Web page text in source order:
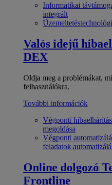
Informatikai
integrált
Valós idejű
DEX
Oldja meg a problémákat,
felhasználókra.
További információk
Végponti hibaelhárítás
megoldása
Végponti
feladatok
Online dolgozó
Frontline